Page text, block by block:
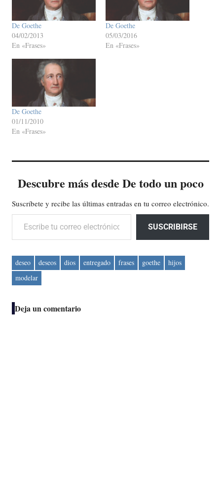
De Goethe
04/02/2013
En «Frases»
De Goethe
05/03/2016
En «Frases»
De Goethe
01/11/2010
En «Frases»
Descubre más desde De todo un poco
Suscríbete y recibe las últimas entradas en tu correo electrónico.
Escribe tu correo electrónico…
SUSCRIBIRSE
deseo deseos dios entregado frases goethe
hijos
modelar
Deja un comentario